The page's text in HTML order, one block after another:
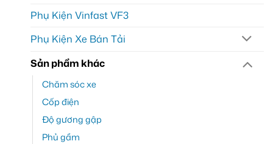
Phụ Kiện Vinfast VF3
Phụ Kiện Xe Bán Tải
Sản phẩm khác
Chăm sóc xe
Cốp điện
Độ gương gập
Phủ gầm